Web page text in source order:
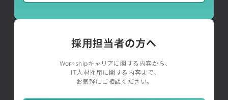
採用担当者の方へ
Workshipキャリアに関する内容から、
IT人材採用に関する内容まで、
お気軽にご相談ください。